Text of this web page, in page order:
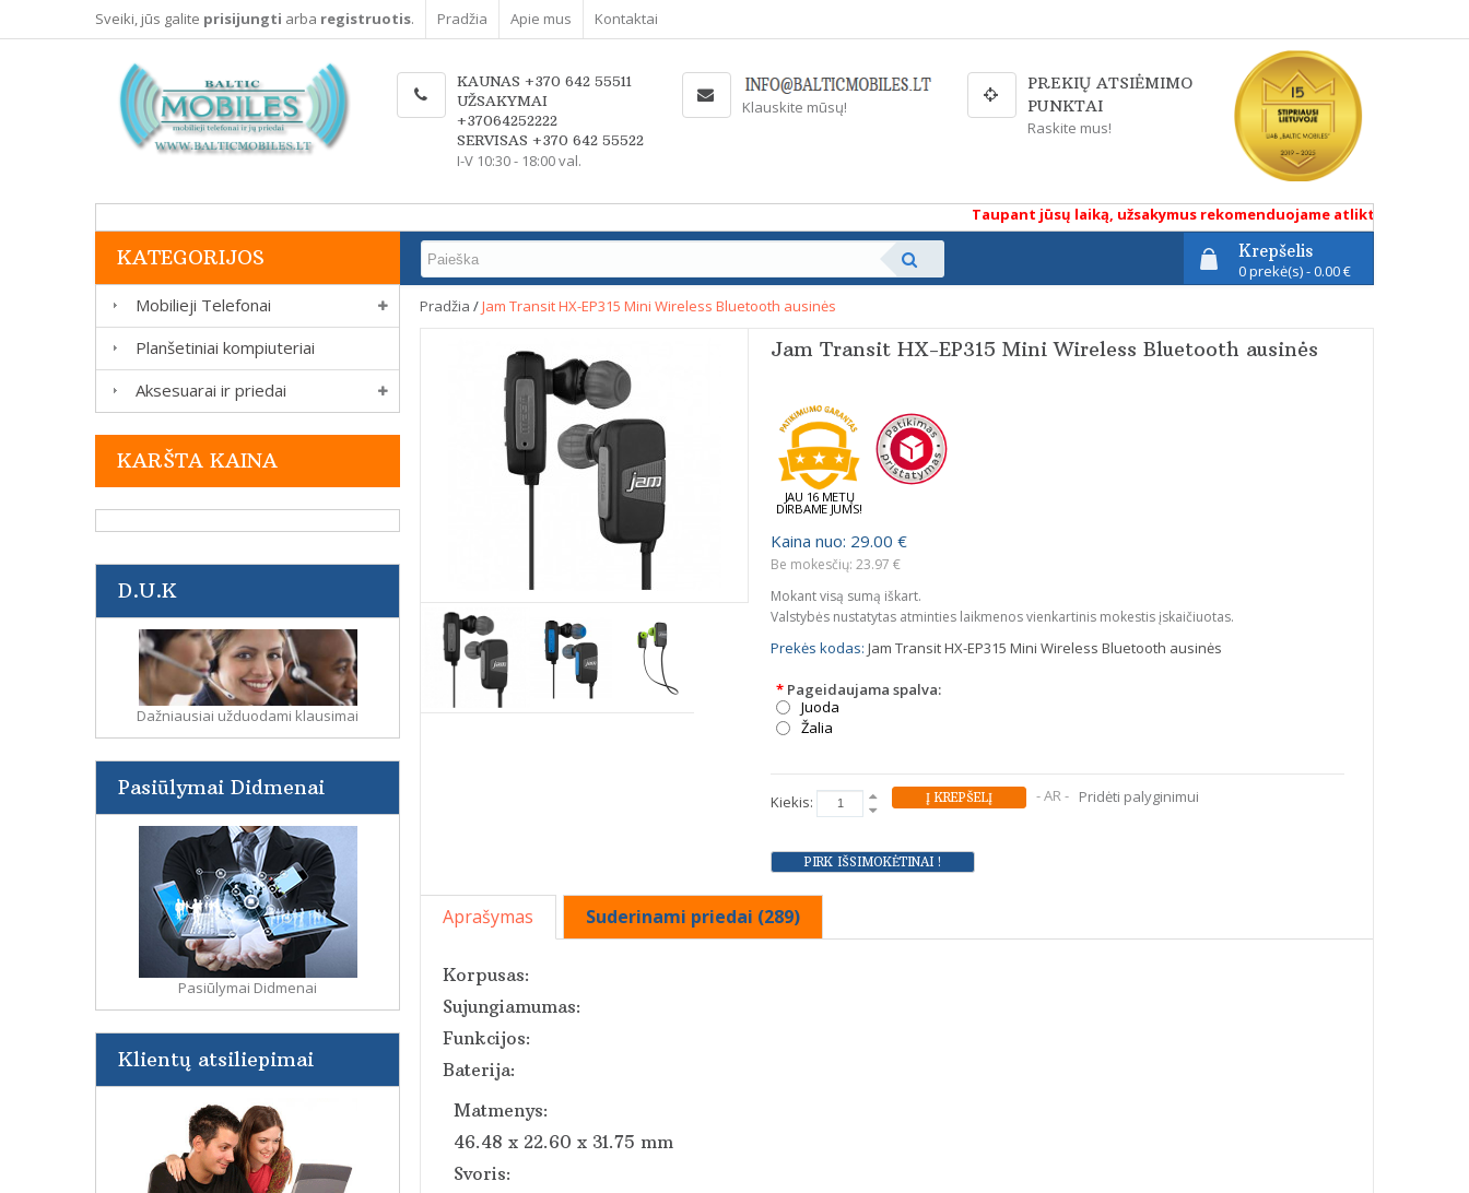
Sveiki, jūs galite prisijungti arba registruotis. Pradžia Apie mus Kontaktai
KAUNAS +370 642 55511
UŽSAKYMAI
+37064252222
SERVISAS +370 642 55522
I-V 10:30 - 18:00 val.
Klauskite mūsų!
PREKIŲ ATSIĖMIMO
PUNKTAI
Raskite mus!
Taupant jūsų laiką, užsakymus rekomenduojame atlikti renkantis
Krepšelis
0 prekė(s) - 0.00 €
KATEGORIJOS
Mobilieji Telefonai
Planšetiniai kompiuteriai
Aksesuarai ir priedai
KARŠTA KAINA
D.U.K
Dažniausiai užduodami klausimai
Pasiūlymai Didmenai
Pasiūlymai Didmenai
Klientų atsiliepimai
Pradžia /Jam Transit HX-EP315 Mini Wireless Bluetooth ausinės
Jam Transit HX-EP315 Mini Wireless Bluetooth ausinės
JAU 16 METŲ
DIRBAME JUMS!
Kaina nuo: 29.00 €
Be mokesčių: 23.97 €
Mokant visą sumą iškart.
Valstybės nustatytas atminties laikmenos vienkartinis mokestis įskaičiuotas.
Prekės kodas: Jam Transit HX-EP315 Mini Wireless Bluetooth ausinės
* Pageidaujama spalva:
Juoda
Žalia
Kiekis: - AR - Pridėti palyginimui
Aprašymas Suderinami priedai (289)
Korpusas:
Sujungiamumas:
Funkcijos:
Baterija:
Matmenys:
46.48 x 22.60 x 31.75 mm
Svoris: